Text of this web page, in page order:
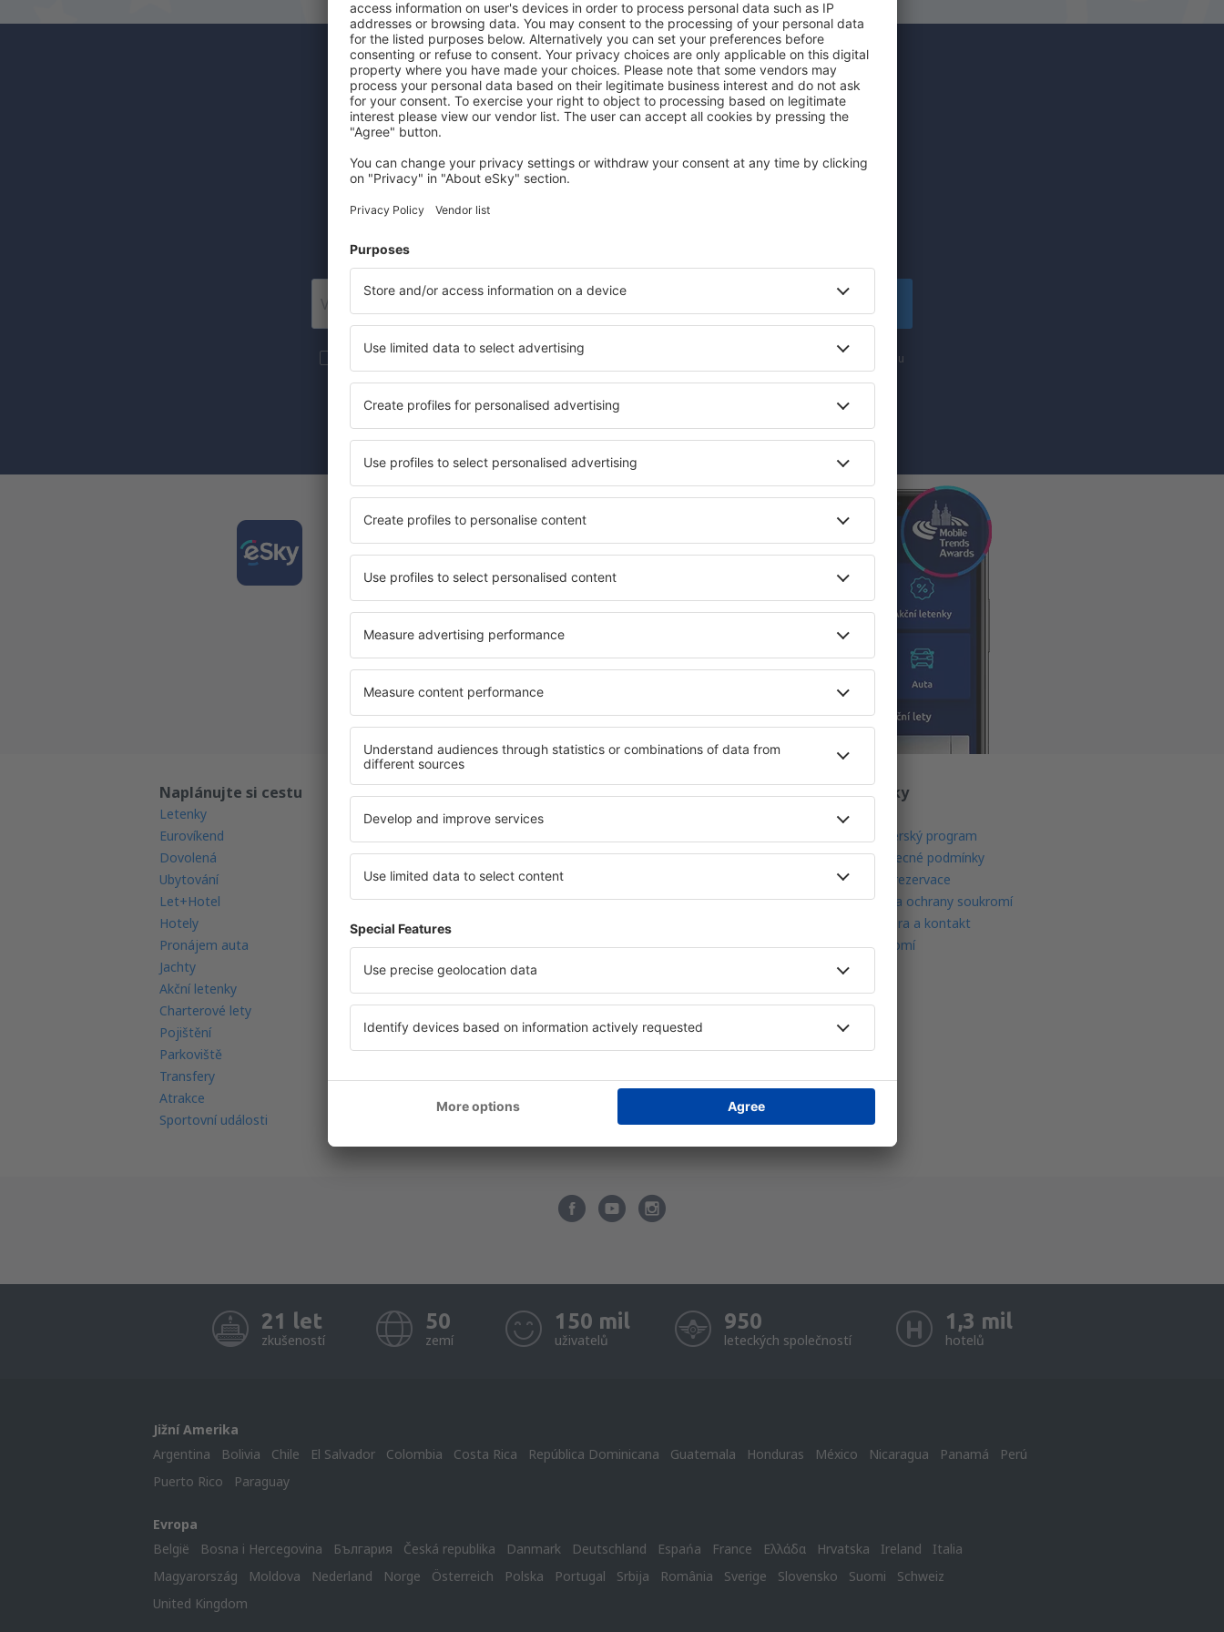
Odběratelé newsletteru cestují více za
Levné lety, dovolené, eurovíkendy - získejte informace o jedinečných
akčních letenkách dříve než kdokoli jiný.
Více cestování za skvělé ceny v newsletteru.
Souhlasím s odběrem marketingových informací (formou
newsletteru) od eSky.pl S.A. na mnou poskytnutou e-mailovou adresu.
Zaznačením políčka pro odběr newsletteru, vepsáním e-mailové adresy a zvolením možnosti „Zapsat se“
Stáhněte si naši aplikaci
a plánujte své cesty pohodlně
Nejlépe hodnocená aplikace v kategorii cestování
Každý den nové nabídky na dosah ruky
Všechny vaše rezervace na jednom místě
Naplánujte si cestu
Letenky
Eurovíkend
Dovolená
Ubytování
Let+Hotel
Hotely
Pronájem auta
Jachty
Akční letenky
Charterové lety
Pojištění
Parkoviště
Transfery
Atrakce
Sportovní události
Přečtěte si více
Garance nejnižší ceny
MultiLine
Letový radar
Levné letecké společnosti
Národní letecké společnosti
Recenze leteckých společností
Letiště
Recenze letišť
Informace o zavazadlech
FAQ - Tipy pro cestovatele
Letecké společnosti
easyJet
KLM
Vueling
Turkish Airlines
SWISS Airlines
O eSky
Partnerský program
Všeobecné podmínky
Moje rezervace
Politika ochrany soukromí
Podpora a kontakt
Soukromí
21 let
zkušeností
50
zemí
150 mil
uživatelů
950
leteckých společností
1,3 mil
hotelů
Jižní Amerika
Argentina
Bolivia Chile El Salvador Colombia Costa Rica República Dominicana Guatemala Honduras México Nicaragua Panamá
Perú
Puerto Rico
Paraguay
Evropa
België
Bosna i Hercegovina България Česká republika Danmark Deutschland Espańa France Ελλάδα Hrvatska Ireland
Italia
Magyarország
Moldova Nederland Norge Österreich Polska Portugal Srbija România Sverige Slovensko Suomi
Schweiz
United Kingdom